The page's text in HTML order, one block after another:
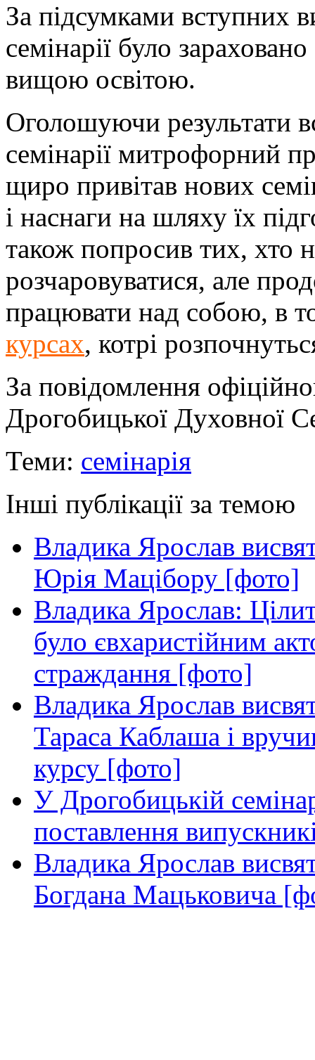
За підсумками вступних
семінарії було
вищою освітою.
Оголошуючи результати
семінарії митрофорний
щиро привітав нових
і наснаги на шляху їх
також попросив тих, хто
розчаровуватися, але
працювати над собою, в
курсах, котрі
За повідомлення
Дрогобицької Духовної
Теми: семінарія
Інші публікації за темою
Владика Ярослав
Юрія Мацібору [фото]
Владика Ярослав:
було євхаристійним
страждання [фото]
Владика Ярослав
Тараса Каблаша і
курсу [фото]
У Дрогобицькій
поставлення
Владика Ярослав
Богдана Мацьковича